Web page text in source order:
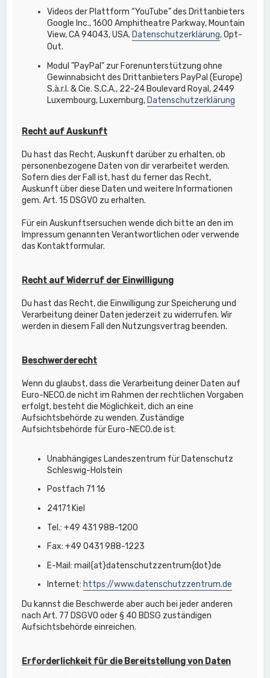
Videos der Plattform “YouTube” des Drittanbieters
Google Inc., 1600 Amphitheatre Parkway, Mountain
View, CA 94043, USA. Datenschutzerklärung, Opt-
Out.
Modul "PayPal" zur Forenunterstützung ohne
Gewinnabsicht des Drittanbieters PayPal (Europe)
S.à.r.l. & Cie. S.C.A., 22-24 Boulevard Royal, 2449
Luxembourg, Luxemburg, Datenschutzerklärung
Recht auf Auskunft
Du hast das Recht, Auskunft darüber zu erhalten, ob
personenbezogene Daten von dir verarbeitet werden.
Sofern dies der Fall ist, hast du ferner das Recht,
Auskunft über diese Daten und weitere Informationen
gem. Art. 15 DSGVO zu erhalten.
Für ein Auskunftsersuchen wende dich bitte an den im
Impressum genannten Verantwortlichen oder verwende
das Kontaktformular.
Recht auf Widerruf der Einwilligung
Du hast das Recht, die Einwilligung zur Speicherung und
Verarbeitung deiner Daten jederzeit zu widerrufen. Wir
werden in diesem Fall den Nutzungsvertrag beenden.
Beschwerderecht
Wenn du glaubst, dass die Verarbeitung deiner Daten auf
Euro-NECO.de nicht im Rahmen der rechtlichen Vorgaben
erfolgt, besteht die Möglichkeit, dich an eine
Aufsichtsbehörde zu wenden. Zuständige
Aufsichtsbehörde für Euro-NECO.de ist:
Unabhängiges Landeszentrum für Datenschutz
Schleswig-Holstein
Postfach 71 16
24171 Kiel
Tel.: +49 431 988-1200
Fax: +49 0431 988-1223
E-Mail: mail{at}datenschutzzentrum{dot}de
Internet: https://www.datenschutzzentrum.de
Du kannst die Beschwerde aber auch bei jeder anderen
nach Art. 77 DSGVO oder § 40 BDSG zuständigen
Aufsichtsbehörde einreichen.
Erforderlichkeit für die Bereitstellung von Daten